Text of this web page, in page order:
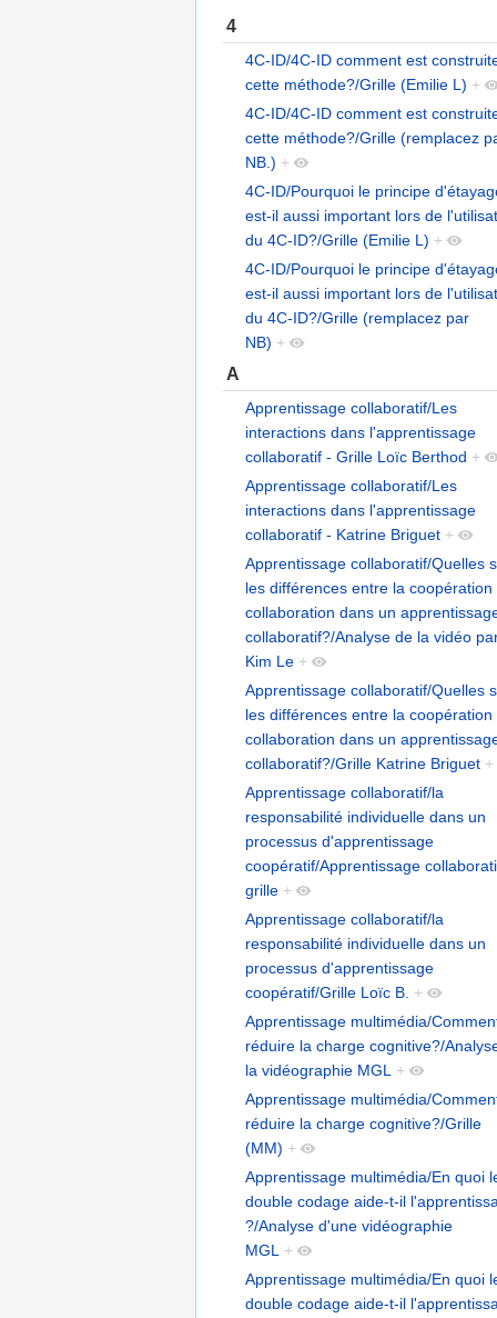
4
4C-ID/4C-ID comment est
cette méthode?/Grille (Emilie L) +
4C-ID/4C-ID comment est
cette méthode?/Grille (remplacez
NB.) +
4C-ID/Pourquoi le principe
est-il aussi important lors de
du 4C-ID?/Grille (Emilie L) +
4C-ID/Pourquoi le principe
est-il aussi important lors de
du 4C-ID?/Grille (remplacez par
NB) +
A
Apprentissage collaboratif/Les
interactions dans l'apprentissage
collaboratif - Grille Loïc Berthod +
Apprentissage collaboratif/Les
interactions dans l'apprentissage
collaboratif - Katrine Briguet +
Apprentissage collaboratif/Quelles
les différences entre la coopération
collaboration dans un
collaboratif?/Analyse de la vidéo
Kim Le +
Apprentissage collaboratif/Quelles
les différences entre la coopération
collaboration dans un
collaboratif?/Grille Katrine Briguet +
Apprentissage collaboratif/la
responsabilité individuelle dans un
processus d'apprentissage
coopératif/Apprentissage
grille +
Apprentissage collaboratif/la
responsabilité individuelle dans un
processus d'apprentissage
coopératif/Grille Loïc B. +
Apprentissage multimédia/
réduire la charge cognitive?/
la vidéographie MGL +
Apprentissage multimédia/
réduire la charge cognitive?/Grille
(MM) +
Apprentissage multimédia/En quoi
double codage aide-t-il
?/Analyse d'une vidéographie
MGL +
Apprentissage multimédia/En quoi
double codage aide-t-il